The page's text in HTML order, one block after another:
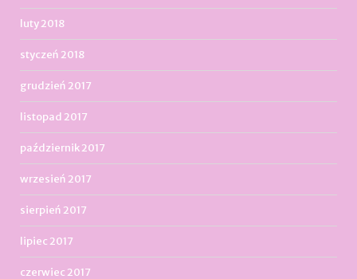
luty 2018
styczeń 2018
grudzień 2017
listopad 2017
październik 2017
wrzesień 2017
sierpień 2017
lipiec 2017
czerwiec 2017